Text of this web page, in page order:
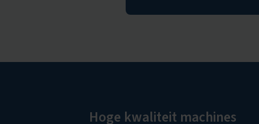
Hoge kwaliteit machines